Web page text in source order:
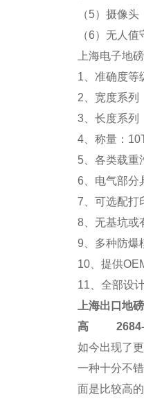
（5）摄像
（6）无人
上海电子地
1、准确度等
2、宽度系列
3、长度系列
4、称量：
5、各类载重
6、电气部分
7、可选配打
8、无基坑或
9、多种防爆
10、提供
11、全部设
上海出口地磅
高2684-
如今出现了
一种十分不
面是比较高